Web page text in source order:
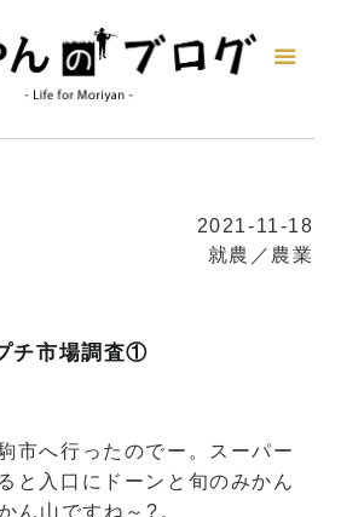
2021-11-18
就農／農業
チ市場調査①
市へ行ったのでー。スーパー
と入口にドーンと旬のみかん
ん山ですね～?。